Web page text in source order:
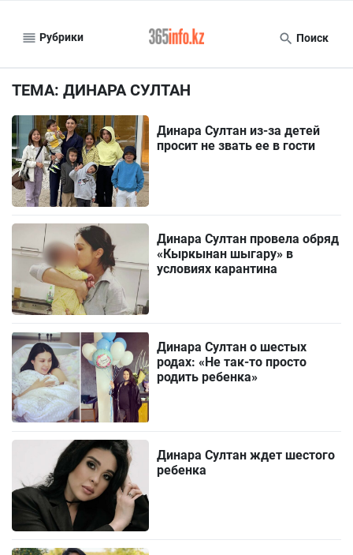
Рубрики Поиск
ТЕМА: ДИНАРА СУЛТАН
Динара Султан из-за детей
просит не звать ее в гости
Динара Султан провела обряд
«Кыркынан шыгару» в
условиях карантина
Динара Султан о шестых
родах: «Не так-то просто
родить ребенка»
Динара Султан ждет шестого
ребенка